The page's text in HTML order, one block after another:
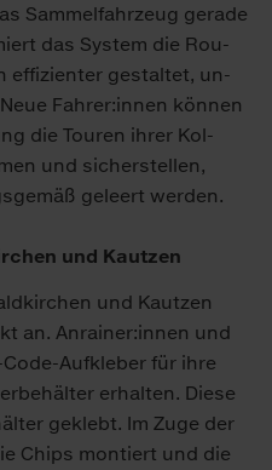
Sam­mel­fahr­zeug ge­ra­de
das Sys­tem die Rou­
ef­fi­zi­en­ter ge­stal­tet, un­
Fah­rer:in­nen kön­nen
die Tou­ren ih­rer Kol­
und si­cher­stel­len,
ge­leert wer­den.
und Kau­t­zen
und Kau­t­zen
an. An­rai­ner:in­nen und
Auf­kle­ber für ih­re
er­hal­ten. Die­se
ge­klebt. Im Zu­ge der
Chips mon­tiert und die